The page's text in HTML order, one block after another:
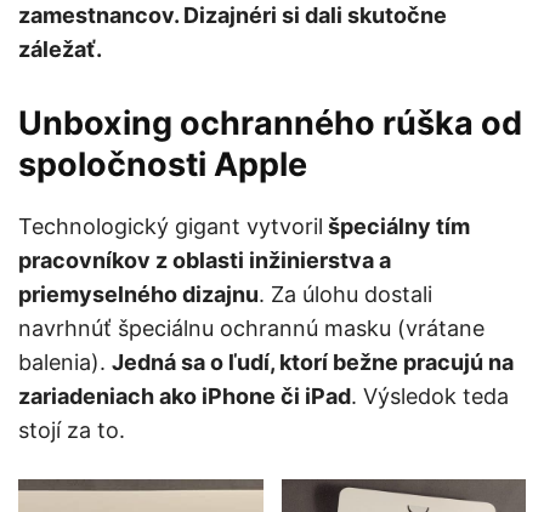
zamestnancov. Dizajnéri si dali skutočne
záležať.
Unboxing ochranného rúška od
spoločnosti Apple
Technologický gigant vytvoril špeciálny tím
pracovníkov z oblasti inžinierstva a
priemyselného dizajnu. Za úlohu dostali
navrhnúť špeciálnu ochrannú masku (vrátane
balenia). Jedná sa o ľudí, ktorí bežne pracujú na
zariadeniach ako iPhone či iPad. Výsledok teda
stojí za to.